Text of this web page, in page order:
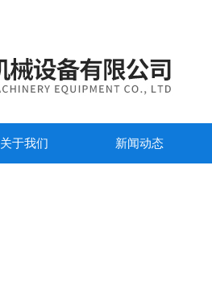
关于我们 新闻动态